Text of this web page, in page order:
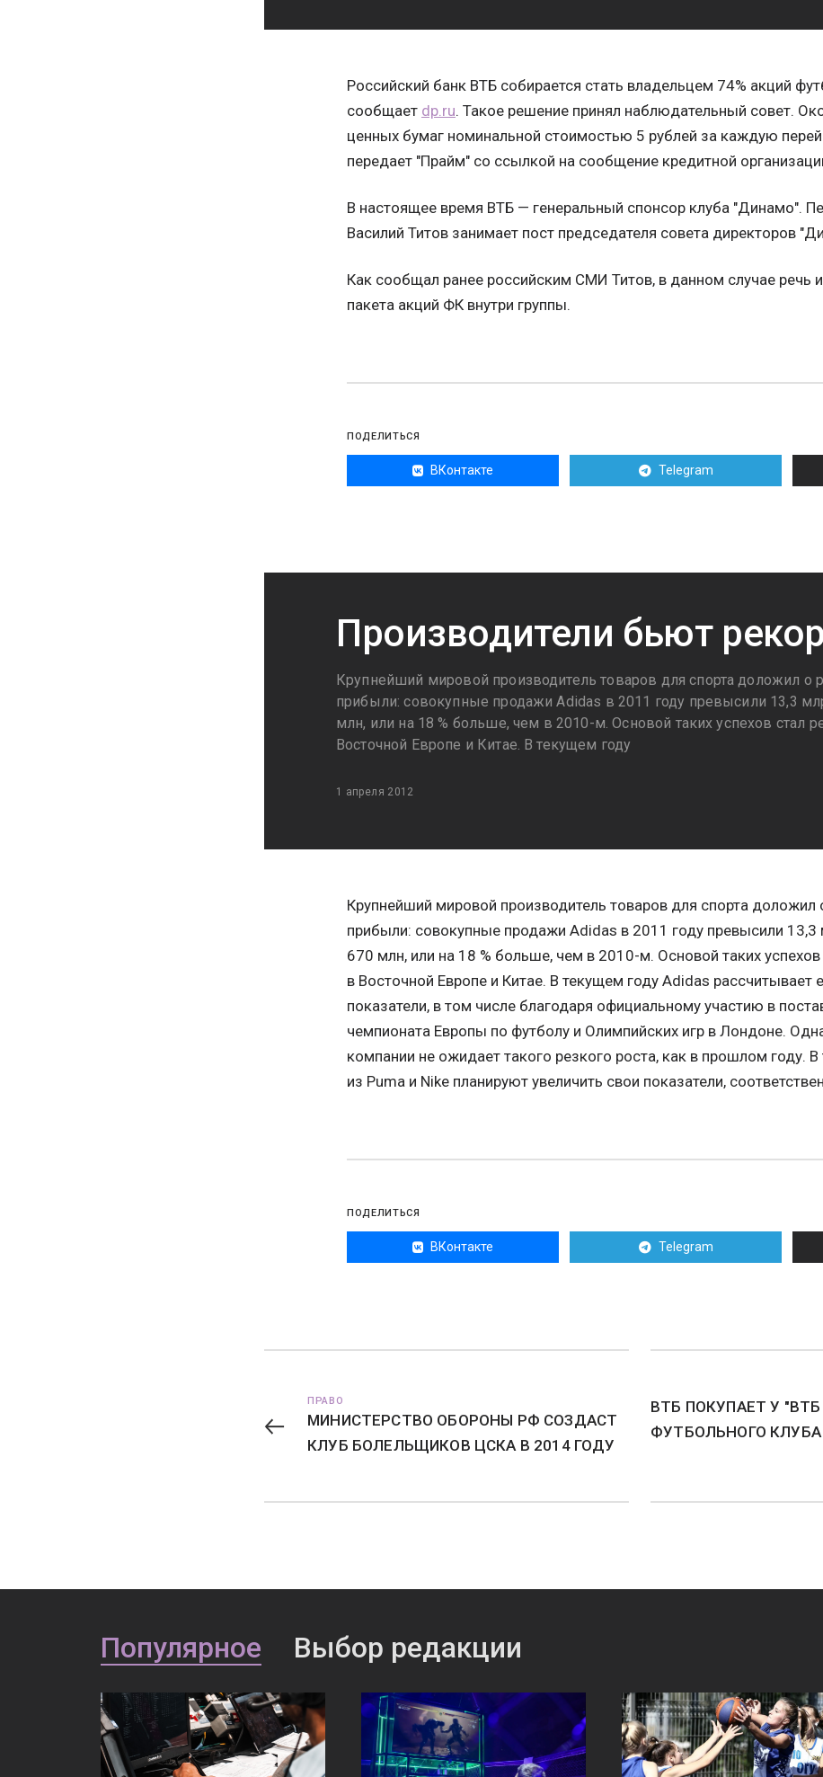
Российский банк ВТБ собирается стать владельцем 74% акций
сообщает dp.ru. Такое решение принял наблюдательный совет.
ценных бумаг номинальной стоимостью 5 рублей за каждую
передает "Прайм" со ссылкой на сообщение кредитной
В настоящее время ВТБ — генеральный спонсор клуба "Динамо".
Василий Титов занимает пост председателя совета директоров
Как сообщал ранее российским СМИ Титов, в данном случае речь
пакета акций ФК внутри группы.
ПОДЕЛИТЬСЯ
ВКонтакте Telegram
Производители бьют
Крупнейший мировой производитель товаров для спорта доложил о
прибыли: совокупные продажи Adidas в 2011 году превысили 13,3
млн, или на 18 % больше, чем в 2010-м. Основой таких успехов стал
Восточной Европе и Китае. В текущем году
1 апреля 2012
Крупнейший мировой производитель товаров для спорта
прибыли: совокупные продажи Adidas в 2011 году превысили 13,3
670 млн, или на 18 % больше, чем в 2010-м. Основой таких
в Восточной Европе и Китае. В текущем году Adidas рассчитывает
показатели, в том числе благодаря официальному участию в
чемпионата Европы по футболу и Олимпийских игр в Лондоне.
компании не ожидает такого резкого роста, как в прошлом году.
из Puma и Nike планируют увеличить свои показатели,
ПОДЕЛИТЬСЯ
ВКонтакте Telegram
ПРАВО
МИНИСТЕРСТВО ОБОРОНЫ РФ СОЗДАСТ
КЛУБ БОЛЕЛЬЩИКОВ ЦСКА В 2014 ГОДУ
ВТБ ПОКУПАЕТ У
ФУТБОЛЬНОГО
Популярное Выбор редакции